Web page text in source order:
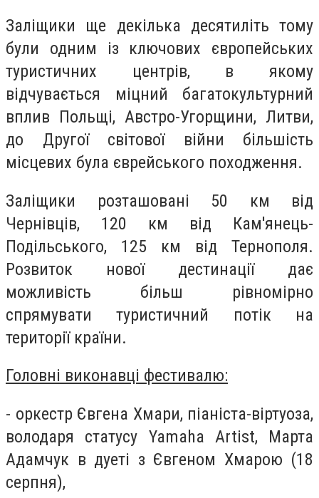
Заліщики ще декілька десятиліть тому
були одним із ключових європейських
туристичних центрів, в якому
відчувається міцний багатокультурний
вплив Польщі, Австро-Угорщини, Литви,
до Другої світової війни більшість
місцевих була єврейського походження.
Заліщики розташовані 50 км від
Чернівців, 120 км від Кам'янець-
Подільського, 125 км від Тернополя.
Розвиток нової дестинації дає
можливість більш рівномірно
спрямувати туристичний потік на
території країни.
Головні виконавці фестивалю:
- оркестр Євгена Хмари, піаніста-віртуоза,
володаря статусу Yamaha Artist, Марта
Адамчук в дуеті з Євгеном Хмарою (18
серпня),